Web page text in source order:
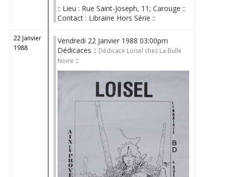
:: Lieu : Rue Saint-Joseph, 11; Carouge ::
Contact : Librairie Hors Série ::
22 Janvier
1988
Vendredi 22 Janvier 1988 03:00pm
Dédicaces :: Dédicace Loisel chez La Bulle
Noire ::